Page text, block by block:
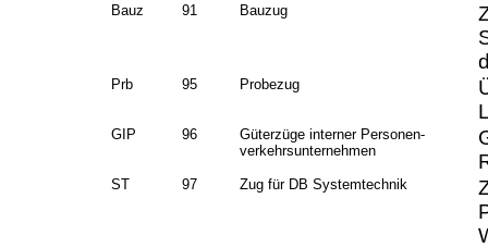
Bauz 91 Bauzug
Prb 95 Probezug
GIP 96
Güterzüge interner Personen-
verkehrsunternehmen
ST 97 Zug für DB Systemtechnik